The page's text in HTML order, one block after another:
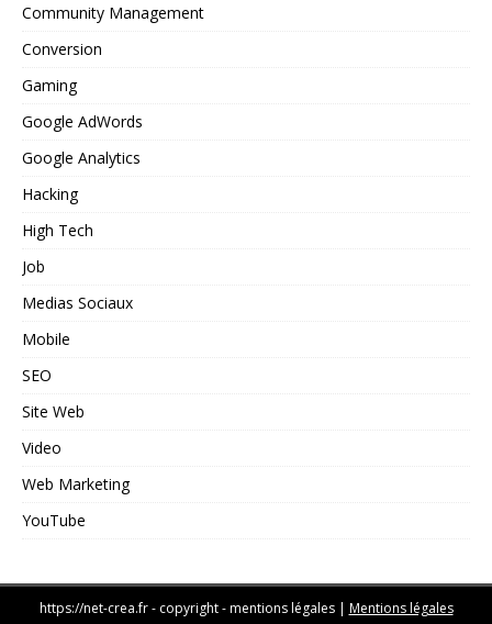
Community Management
Conversion
Gaming
Google AdWords
Google Analytics
Hacking
High Tech
Job
Medias Sociaux
Mobile
SEO
Site Web
Video
Web Marketing
YouTube
https://net-crea.fr - copyright - mentions légales | Mentions légales